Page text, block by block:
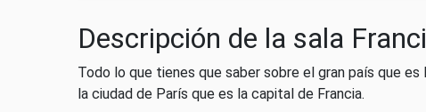
Descripción de la sala
Todo lo que tienes que saber sobre el gran país que
la ciudad de París que es la capital de Francia.